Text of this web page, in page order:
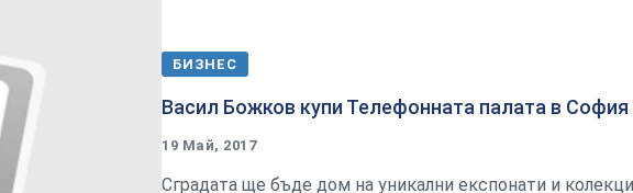
БИЗНЕС
Васил Божков купи Телефонната палата в София
19 Май, 2017
Сградата ще бъде дом на уникални експонати и